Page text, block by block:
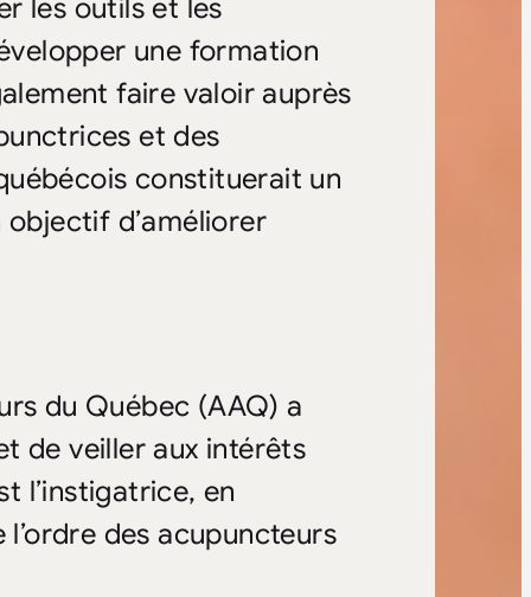
les outils et les
une formation
faire valoir auprès
et des
constituerait un
d’améliorer
du Québec (AAQ) a
de veiller aux intérêts
l’instigatrice, en
des acupuncteurs